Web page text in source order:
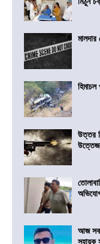
উত্তর
আজ
সহায়ক